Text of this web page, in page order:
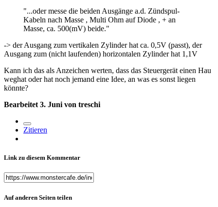
"...oder messe die beiden Ausgänge a.d. Zündspul-
Kabeln nach Masse , Multi Ohm auf Diode , + an
Masse, ca. 500(mV) beide."
-> der Ausgang zum vertikalen Zylinder hat ca. 0,5V (passt), der
Ausgang zum (nicht laufenden) horizontalen Zylinder hat 1,1V
Kann ich das als Anzeichen werten, dass das Steuergerät einen Hau
weghat oder hat noch jemand eine Idee, an was es sonst liegen
könnte?
Bearbeitet 3. Juni von treschi
Zitieren
Link zu diesem Kommentar
Auf anderen Seiten teilen